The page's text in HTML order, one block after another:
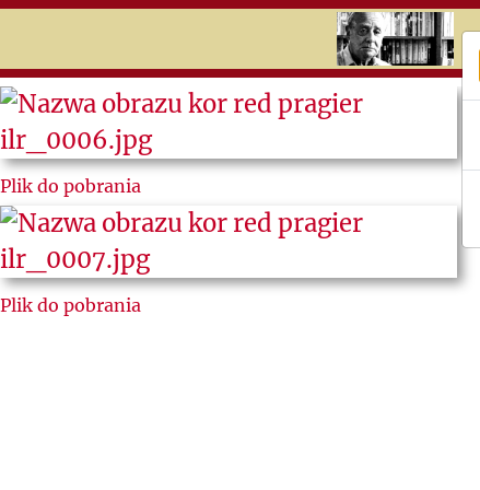
Search
Ежи
Гедройц
Люди
„Культуры”
Plik do pobrania
Plik do pobrania